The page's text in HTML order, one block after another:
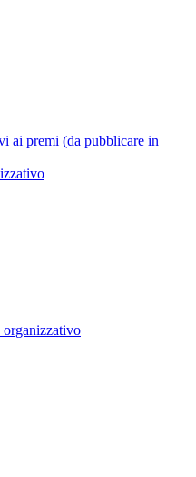
ai premi (da pubblicare in
organizzativo